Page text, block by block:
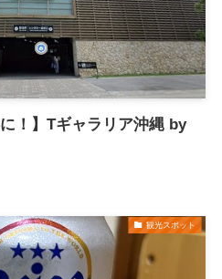
！】Tギャラリア沖縄 by
観光スポット